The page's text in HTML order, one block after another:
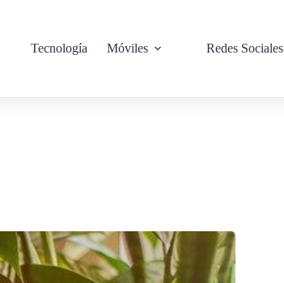
Tecnología Móviles Redes Sociales